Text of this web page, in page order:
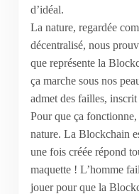
d’idéal.
La nature, regardée
décentralisé, nous
que représente la
ça marche sous nos
admet des failles, inscrit
Pour que ça
nature. La Blockchain
une fois créée répond
maquette ! L’homme
jouer pour que la